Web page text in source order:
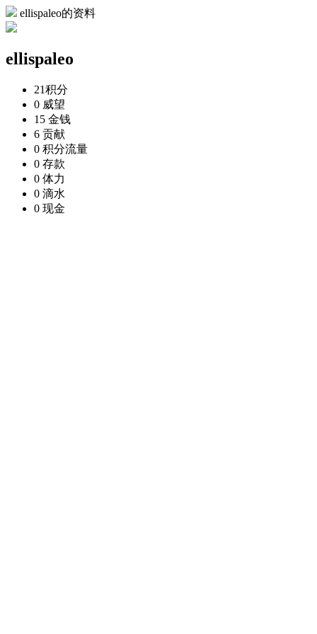
ellispaleo的资料
ellispaleo
21积分
0 威望
15 金钱
6 贡献
0 积分流量
0 存款
0 体力
0 滴水
0 现金